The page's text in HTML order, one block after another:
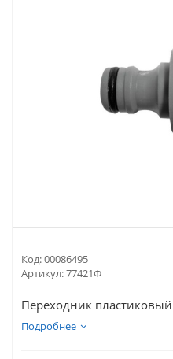
Код:00086495
Артикул:77421Ф
Переходник
Подробнее